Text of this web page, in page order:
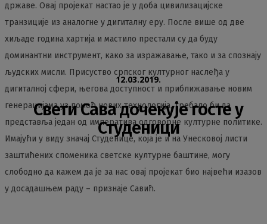
12.03.2019.
Свети Сава дочекује госте у
Студеници
државе. Овај пројекат настао је у доба цивилизацијске
транзиције из аналогне у дигиталну еру. После више од две
хиљаде година хартија и мастило престали су да буду
доминантни инструмент, како за изражавање, тако и за спознају
људских мисли. Присуство српског културног наслеђа у
дигиталној сфери, његова доступност и приближавање новим
генерацијама уз помоћ нових технологија, требало би да
представља један од императива одговорне културне политике.
Имајући у виду значај Студенице, која је и на Унесковој листи
заштићених споменика светске културне баштине, могу
слободно да кажем да је за нас овај пројекат био највећи изазов
у досадашњем раду – признаје Савић.